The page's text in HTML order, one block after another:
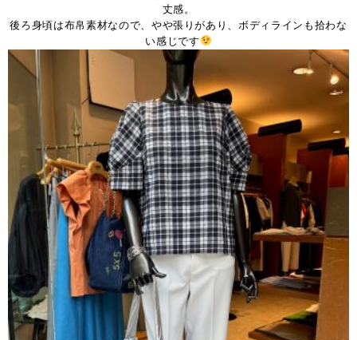
丈感。
後ろ身頃は布帛素材なので、やや張りがあり、ボディラインも拾わな
い感じです